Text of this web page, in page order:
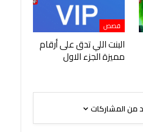
قصص
البنت اللي تدق على أرقام
مميزة الجزء الاول
من المشاركات